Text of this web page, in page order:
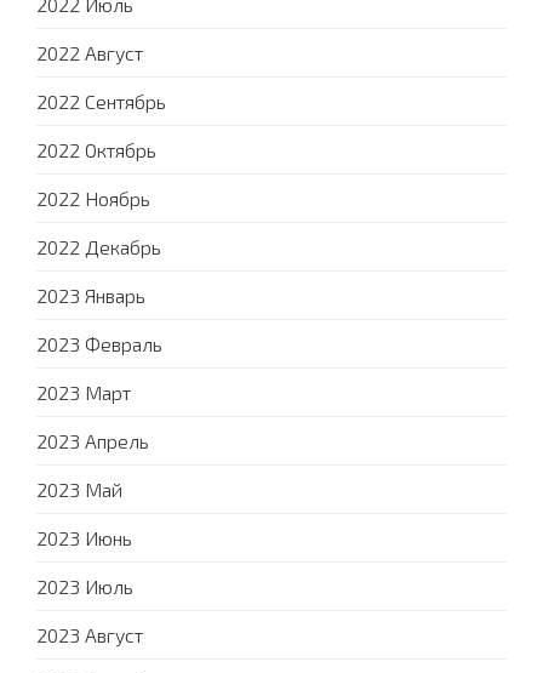
2022 Август
2022 Сентябрь
2022 Октябрь
2022 Ноябрь
2022 Декабрь
2023 Январь
2023 Февраль
2023 Март
2023 Апрель
2023 Май
2023 Июнь
2023 Июль
2023 Август